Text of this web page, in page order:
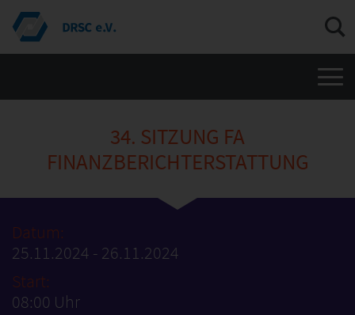
34. SITZUNG FA
FINANZBERICHTERSTATTUNG
Datum:
25.11.2024 - 26.11.2024
Start:
08:00 Uhr